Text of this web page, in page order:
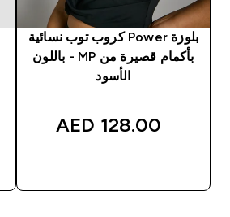
بلوزة Power كروب توب نسائية
بأكمام قصيرة من MP - باللون
الأسود
128.00 AED‎